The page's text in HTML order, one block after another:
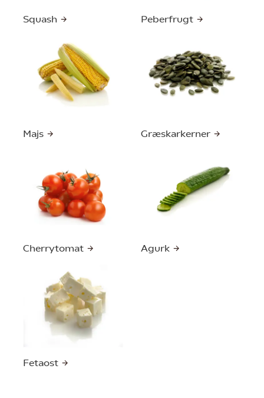
Squash Peberfrugt
Majs Græskarkerner
Cherrytomat Agurk
Fetaost